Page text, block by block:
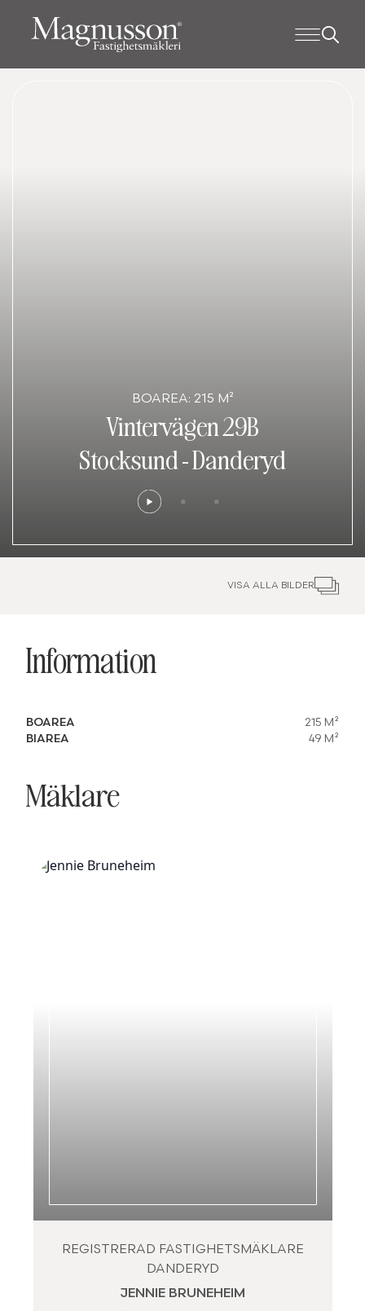
BOAREA: 215 M²
Vintervägen 29B
Stocksund-Danderyd
VISA ALLA BILDER
Information
BOAREA
215 M²
BIAREA
49 M²
Mäklare
REGISTRERAD FASTIGHETSMÄKLARE
DANDERYD
JENNIE BRUNEHEIM